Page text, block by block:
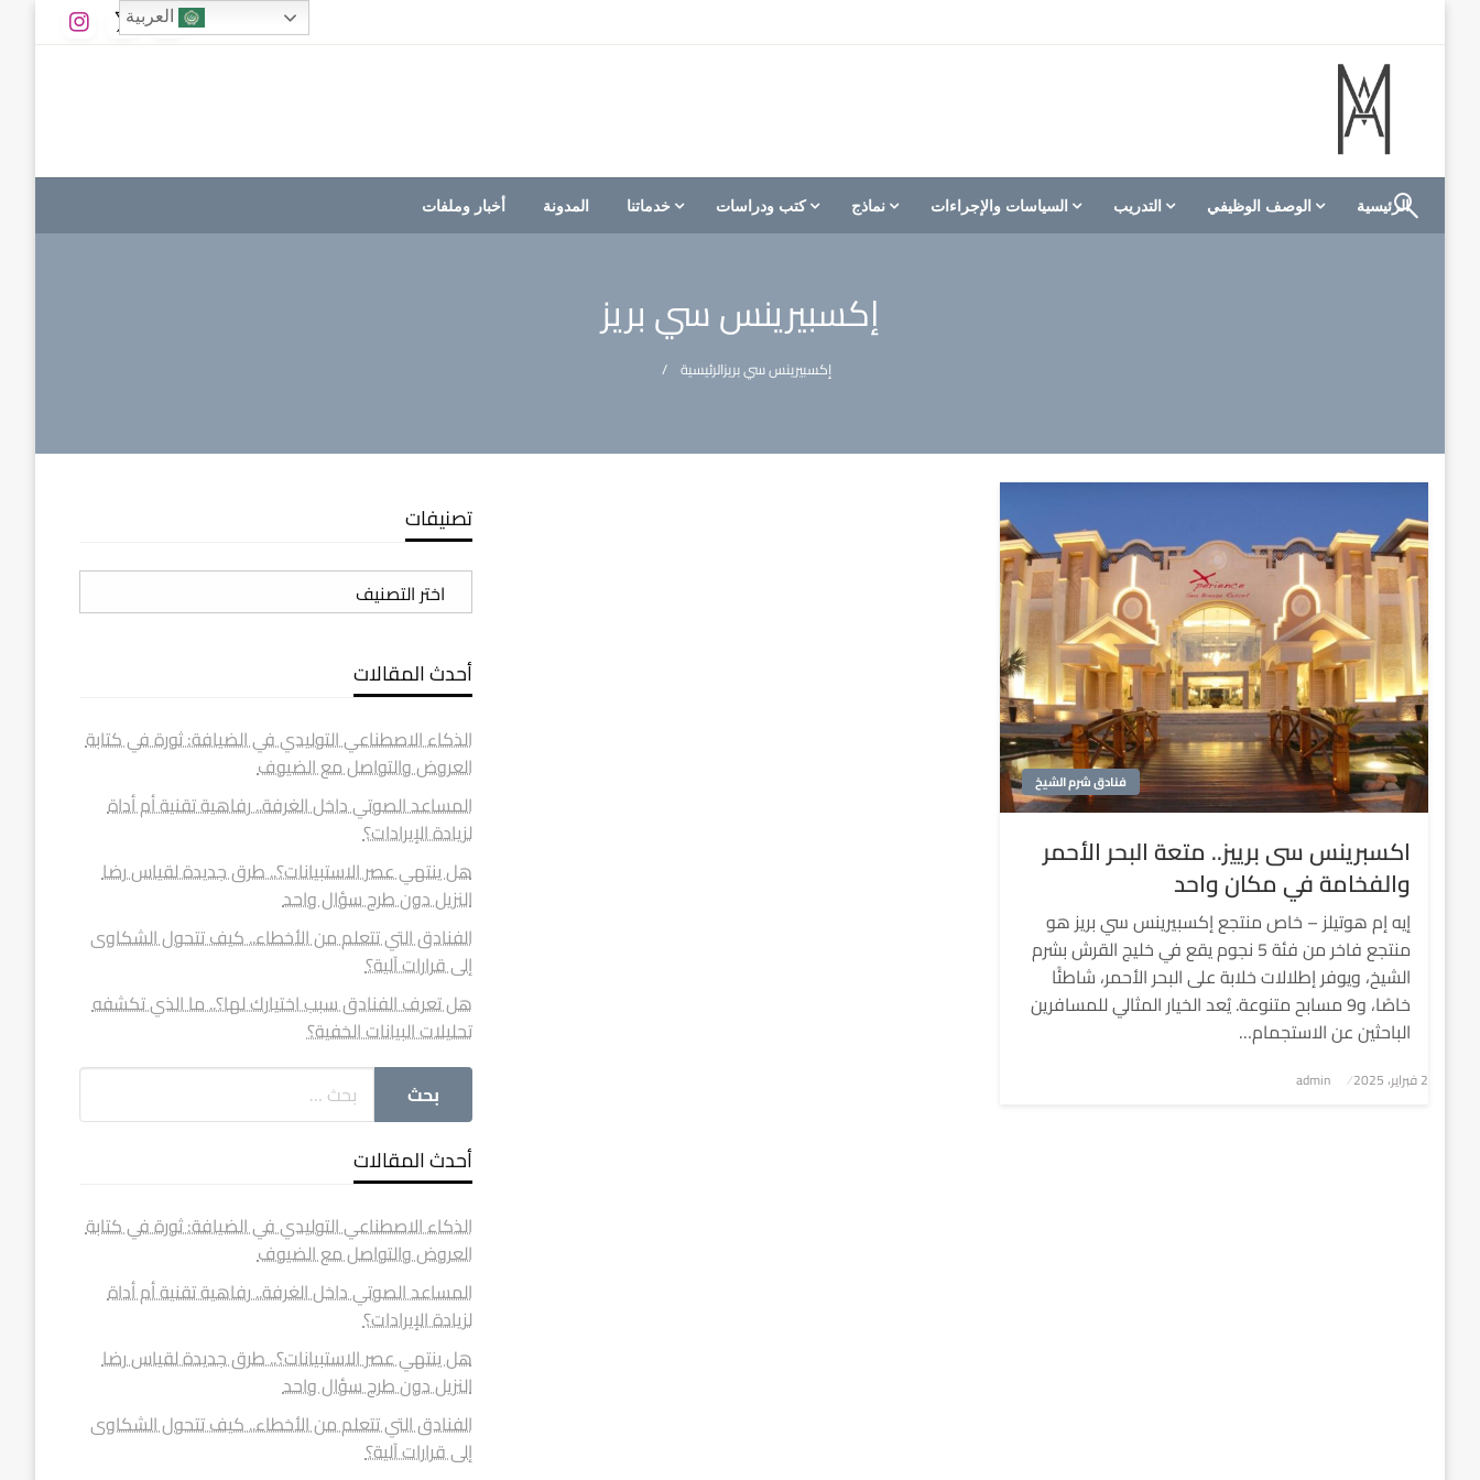
M A hotels | إم ايه هوتيلز
الموقع الأول للعاملين في الفنادق في العالم العربي
الرئيسية الوصف الوظيفي التدريب السياسات والإجراءات نماذج كتب ودراسات خدماتنا المدونة أخبار وملفات
إكسبيرينس سي بريز
الرئيسيةإكسبيرينس سي بريز
فنادق شرم الشيخ
اكسبرينس سى برييز.. متعة البحر الأحمر
والفخامة في مكان واحد
إيه إم هوتيلز – خاص منتجع إكسبيرينس سي بريز هو
منتجع فاخر من فئة 5 نجوم يقع في خليج القرش بشرم
الشيخ، ويوفر إطلالات خلابة على البحر الأحمر، شاطئًا
خاصًا، و9 مسابح متنوعة. يُعد الخيار المثالي للمسافرين
الباحثين عن الاستجمام…
نُشر
2 فبراير، 2025 admin
تصنيفات
تصنيفات
أحدث المقالات
الذكاء الاصطناعي التوليدي في الضيافة: ثورة في كتابة
العروض والتواصل مع الضيوف
المساعد الصوتي داخل الغرفة.. رفاهية تقنية أم أداة
لزيادة الإيرادات؟
هل ينتهي عصر الاستبيانات؟.. طرق جديدة لقياس رضا
النزيل دون طرح سؤال واحد
الفنادق التي تتعلم من الأخطاء.. كيف تتحول الشكاوى
إلى قرارات آلية؟
هل تعرف الفنادق سبب اختيارك لها؟.. ما الذي تكشفه
تحليلات البيانات الخفية؟
أحدث المقالات
الذكاء الاصطناعي التوليدي في الضيافة: ثورة في كتابة
العروض والتواصل مع الضيوف
المساعد الصوتي داخل الغرفة.. رفاهية تقنية أم أداة
لزيادة الإيرادات؟
هل ينتهي عصر الاستبيانات؟.. طرق جديدة لقياس رضا
النزيل دون طرح سؤال واحد
الفنادق التي تتعلم من الأخطاء.. كيف تتحول الشكاوى
إلى قرارات آلية؟
العربية